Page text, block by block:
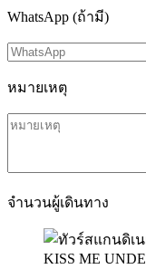
WhatsApp (ถ้ามี)
หมายเหตุ
จำนวนผู้เดินทาง